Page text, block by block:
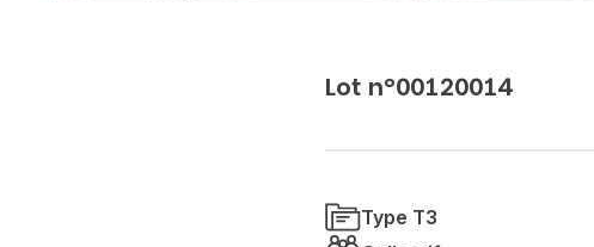
Lot n°00120014
Type T3